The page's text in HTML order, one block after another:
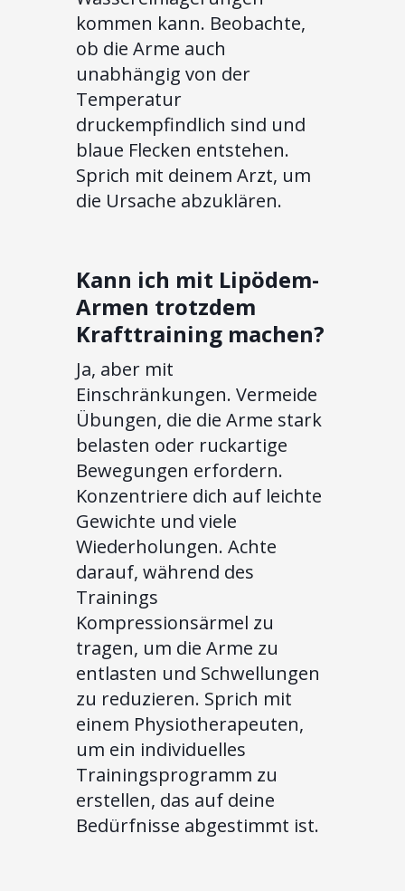
kommen kann. Beobachte,
ob die Arme auch
unabhängig von der
Temperatur
druckempfindlich sind und
blaue Flecken entstehen.
Sprich mit deinem Arzt, um
die Ursache abzuklären.
Kann ich mit Lipödem-
Armen trotzdem
Krafttraining machen?
Ja, aber mit
Einschränkungen. Vermeide
Übungen, die die Arme stark
belasten oder ruckartige
Bewegungen erfordern.
Konzentriere dich auf leichte
Gewichte und viele
Wiederholungen. Achte
darauf, während des
Trainings
Kompressionsärmel zu
tragen, um die Arme zu
entlasten und Schwellungen
zu reduzieren. Sprich mit
einem Physiotherapeuten,
um ein individuelles
Trainingsprogramm zu
erstellen, das auf deine
Bedürfnisse abgestimmt ist.